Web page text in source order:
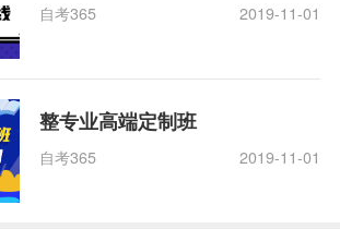
自考365 2019-11-01
整专业高端定制班
自考365 2019-11-01